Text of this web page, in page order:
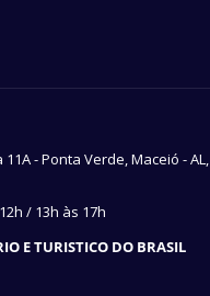
- Ponta Verde, Maceió - AL,
/ 13h às 17h
E TURISTICO DO BRASIL